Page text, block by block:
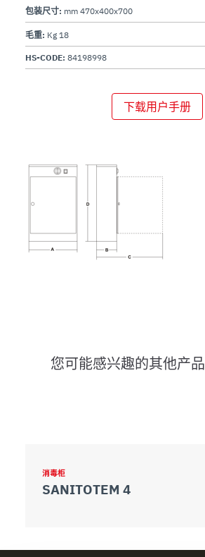
包装尺寸: mm 470x400x700
毛重: Kg 18
HS-CODE: 84198998
下载用户手册
您可能感兴趣的其他产品
消毒柜
SANITOTEM 4